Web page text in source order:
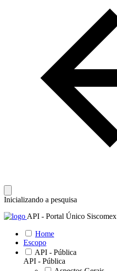
Inicializando a pesquisa
API - Portal Único Siscomex
Home
Escopo
API - Pública
API - Pública